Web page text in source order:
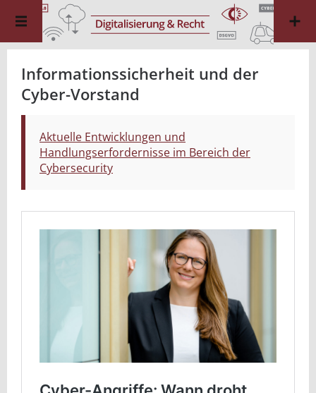
Informationssicherheit und der
Cyber-Vorstand
Aktuelle Entwicklungen und
Handlungserfordernisse im Bereich der
Cybersecurity